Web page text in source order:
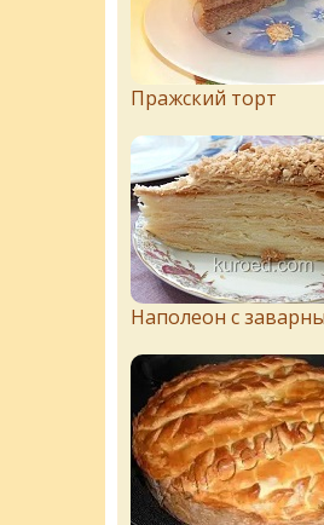
Пражский торт
Наполеон с